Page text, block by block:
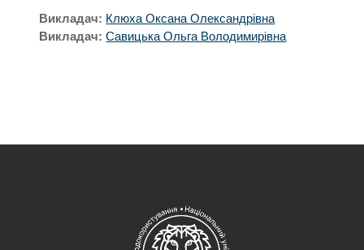
Викладач: Клюха Оксана Олександрівна
Викладач:Савицька Ольга Володимирівна